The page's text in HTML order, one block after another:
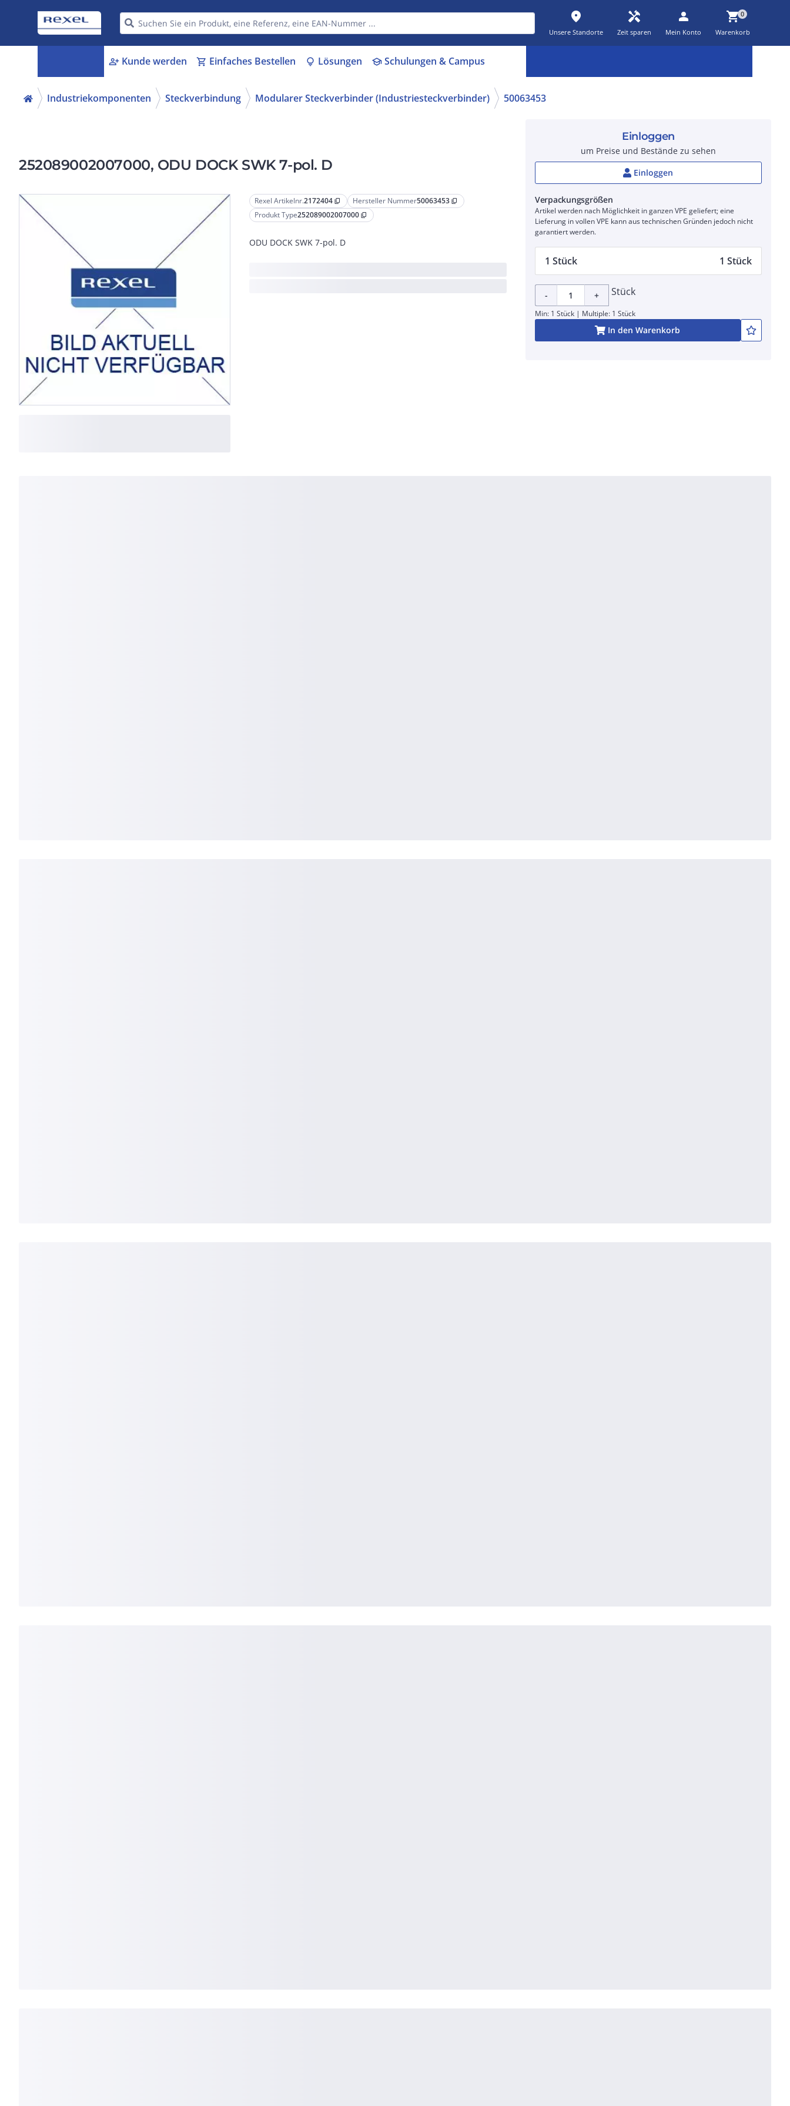
place
Unsere Standorte
handyman
Zeit sparen
person
Mein Konto
shopping_cart0
Warenkorb
person_add Kunde werden shopping_cart Einfaches Bestellen lightbulb Lösungen schoolSchulungen & Campus
Industriekomponenten Steckverbindung Modularer Steckverbinder (Industriesteckverbinder) 50063453
252089002007000, ODU DOCK SWK 7-pol. D
Rexel Artikelnr.2172404 content_copy Hersteller Nummer50063453 content_copy
Produkt Type252089002007000 content_copy
ODU DOCK SWK 7-pol. D
Einloggen
um Preise und Bestände zu sehen
Einloggen
Verpackungsgrößen
Artikel werden nach Möglichkeit in ganzen VPE geliefert; eine
Lieferung in vollen VPE kann aus technischen Gründen jedoch nicht
garantiert werden.
1 Stück 1 Stück
- + Stück
Min: 1 Stück | Multiple: 1 Stück
In den Warenkorb